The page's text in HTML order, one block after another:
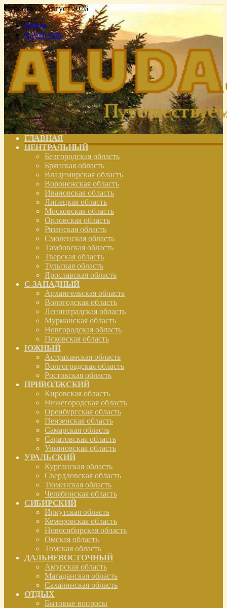
Суббота , 8 Август 2026
Войти
Switch skin
ГЛАВНАЯ
ЦЕНТРАЛЬНЫЙ
Белгородская область
Брянская область
Владимирская область
Воронежская область
Ивановская область
Липецкая область
Московская область
Орловская область
Рязанская область
Смоленская область
Тамбовская область
Тверская область
Тульская область
Ярославская область
С-ЗАПАДНЫЙ
Архангельская область
Вологодская область
Ленинградская область
Мурманская область
Новгородская область
Псковская область
ЮЖНЫЙ
Астраханская область
Волгоградская область
Ростовская область
ПРИВОЛЖСКИЙ
Кировская область
Нижегородская область
Оренбургская область
Пензенская область
Самарская область
Саратовская область
Ульяновская область
УРАЛЬСКИЙ
Курганская область
Свердловская область
Тюменская область
Челябинская область
СИБИРСКИЙ
Иркутская область
Кемеровская область
Новосибирская область
Омская область
Томская область
ДАЛЬНЕВОСТОЧНЫЙ
Амурская область
Магаданская область
Сахалинская область
ОТДЫХ
Бытовые вопросы